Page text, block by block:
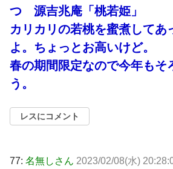
つ 源吉兆庵「桃若姫」
カリカリの若桃を蜜煮してあ
よ。ちょっとお高いけど。
春の期間限定なので今年もそ
う。
レスにコメント
77: 名無しさん 2023/02/08(水)